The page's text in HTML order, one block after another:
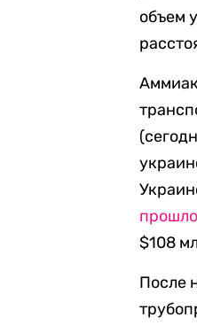
объем
$108
После